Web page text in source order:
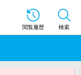
閲覧履歴 検索